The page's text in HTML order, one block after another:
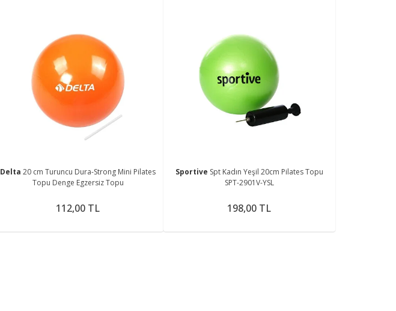
Delta20 cm Turuncu Dura-Strong Mini Pilates
Topu Denge Egzersiz Topu
112,00 TL
Sportive Spt Kadın Yeşil 20cm Pilates Topu
SPT-2901V-YSL
198,00 TL